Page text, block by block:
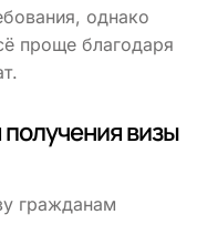
однако
проще благодаря
визы
гражданам